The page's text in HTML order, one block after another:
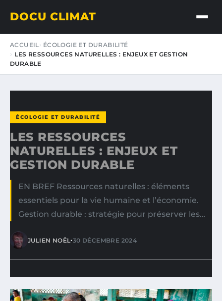
DOCU CLIMAT
ACCUEIL
ÉCOLOGIE ET DURABILITÉ
LES RESSOURCES NATURELLES : ENJEUX ET GESTION
DURABLE
ÉCOLOGIE ET DURABILITÉ
LES RESSOURCES
NATURELLES : ENJEUX ET
GESTION DURABLE
EN BREF Ressources naturelles : éléments
essentiels pour la vie humaine et l’économie.
Gestion durable : stratégie pour préserver les…
JULIEN NOËL•30 DÉCEMBRE 2024